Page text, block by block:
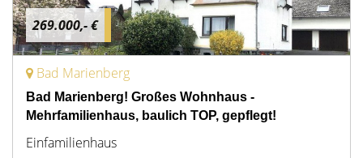
269.000,- €
Bad Marienberg
Bad Marienberg! Großes Wohnhaus -
Mehrfamilienhaus, baulich TOP, gepflegt!
Einfamilienhaus